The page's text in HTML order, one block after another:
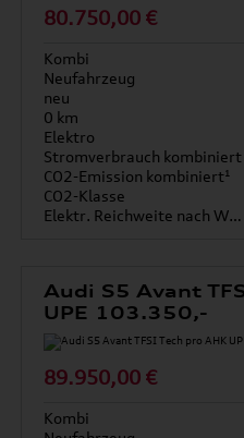
80.750,00 €
Kombi
Neufahrzeug
neu
0 km
Elektro
Stromverbrauch kombiniert
CO2-Emission kombiniert¹
CO2-Klasse
Elektr. Reichweite nach WLTP*
Audi S5 Avant
UPE 103.350,-
89.950,00 €
Kombi